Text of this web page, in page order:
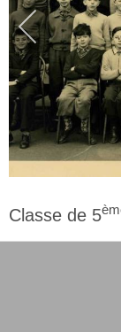
Classe de 5
5ème